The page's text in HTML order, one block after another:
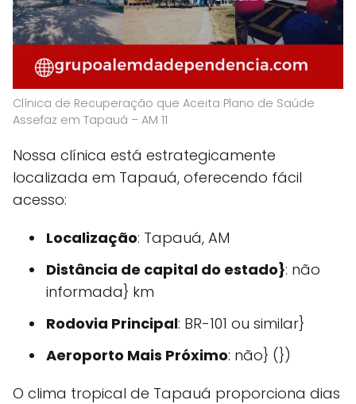
Clínica de Recuperação que Aceita Plano de Saúde
Assefaz em Tapauá – AM 11
Nossa clínica está estrategicamente
localizada em Tapauá, oferecendo fácil
acesso:
Localização: Tapauá, AM
Distância de capital do estado}: não
informada} km
Rodovia Principal: BR-101 ou similar}
Aeroporto Mais Próximo: não} (})
O clima tropical de Tapauá proporciona dias